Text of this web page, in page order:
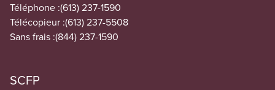
Téléphone :(613) 237-1590
Télécopieur :(613) 237-5508
Sans frais :(844) 237-1590
SCFP